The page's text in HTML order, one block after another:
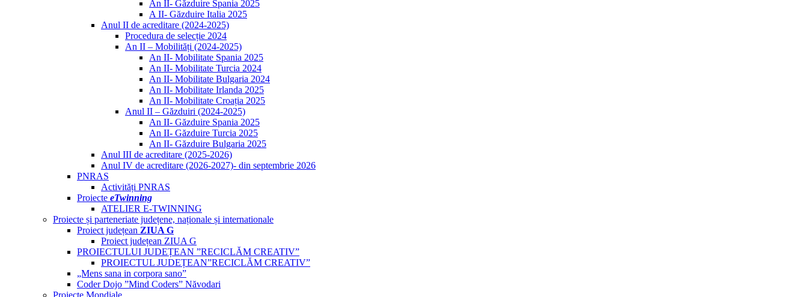
An II- Găzduire Spania 2025
A II- Găzduire Italia 2025
Anul II de acreditare (2024-2025)
Procedura de selecție 2024
An II – Mobilități (2024-2025)
An II- Mobilitate Spania 2025
An II- Mobilitate Turcia 2024
An II- Mobilitate Bulgaria 2024
An II- Mobilitate Irlanda 2025
An II- Mobilitate Croația 2025
Anul II – Găzduiri (2024-2025)
An II- Găzduire Spania 2025
An II- Găzduire Turcia 2025
An II- Găzduire Bulgaria 2025
Anul III de acreditare (2025-2026)
Anul IV de acreditare (2026-2027)- din septembrie 2026
PNRAS
Activități PNRAS
Proiecte eTwinning
ATELIER E-TWINNING
Proiecte și parteneriate județene, naționale și internationale
Proiect județean ZIUA G
Proiect județean ZIUA G
PROIECTULUI JUDEȚEAN ”RECICLĂM CREATIV”
PROIECTUL JUDEȚEAN”RECICLĂM CREATIV”
„Mens sana in corpora sano”
Coder Dojo ”Mind Coders” Năvodari
Proiecte Mondiale